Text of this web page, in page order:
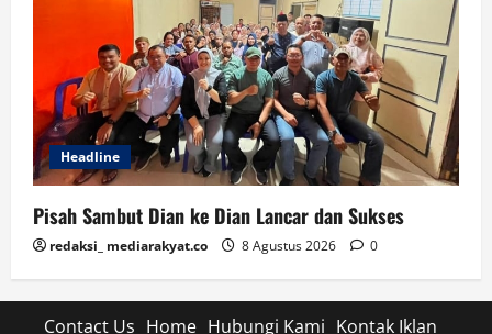
Headline
Pisah Sambut Dian ke Dian Lancar dan Sukses
redaksi_ mediarakyat.co 8 Agustus 2026 0
Contact Us Home Hubungi Kami Kontak Iklan